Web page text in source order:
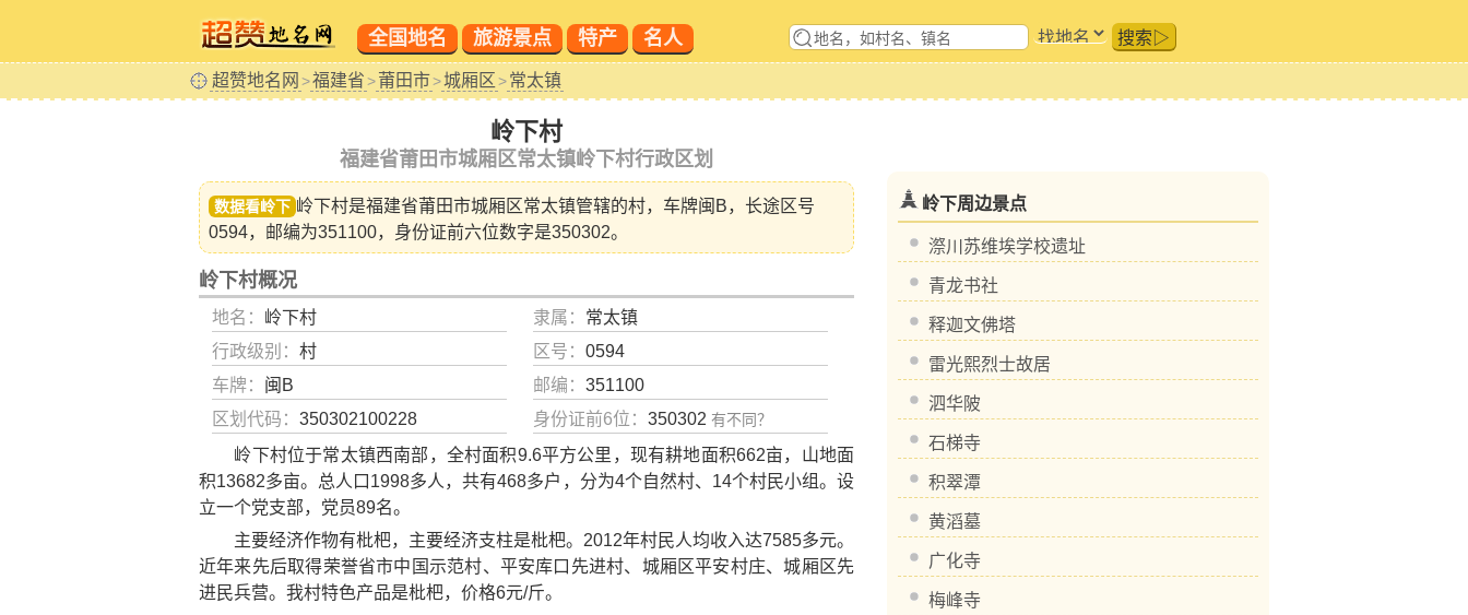
全国地名 旅游景点 特产 名人 搜索▷
超赞地名网 >福建省>莆田市>城厢区 >常太镇
岭下村
福建省莆田市城厢区常太镇岭下村行政区划
数据看岭下 岭下村是福建省莆田市城厢区常太镇管辖的村，车牌闽B，长途区号
0594，邮编为351100，身份证前六位数字是350302。
岭下村概况
地名： 岭下村 隶属： 常太镇
行政级别： 村 区号： 0594
车牌： 闽B 邮编： 351100
区划代码： 350302100228 身份证前6位： 350302 有不同？
岭下村位于常太镇西南部，全村面积9.6平方公里，现有耕地面积662亩，山地面
积13682多亩。总人口1998多人，共有468多户，分为4个自然村、14个村民小组。设
立一个党支部，党员89名。
主要经济作物有枇杷，主要经济支柱是枇杷。2012年村民人均收入达7585多元。
近年来先后取得荣誉省市中国示范村、平安库口先进村、城厢区平安村庄、城厢区先
进民兵营。我村特色产品是枇杷，价格6元/斤。
岭下周边景点
漈川苏维埃学校遗址
青龙书社
释迦文佛塔
雷光熙烈士故居
泗华陂
石梯寺
积翠潭
黄滔墓
广化寺
梅峰寺